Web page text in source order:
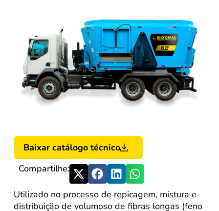
Baixar catálogo técnico
Compartilhe:
Utilizado no processo de repicagem, mistura e
distribuição de volumoso de fibras longas (feno